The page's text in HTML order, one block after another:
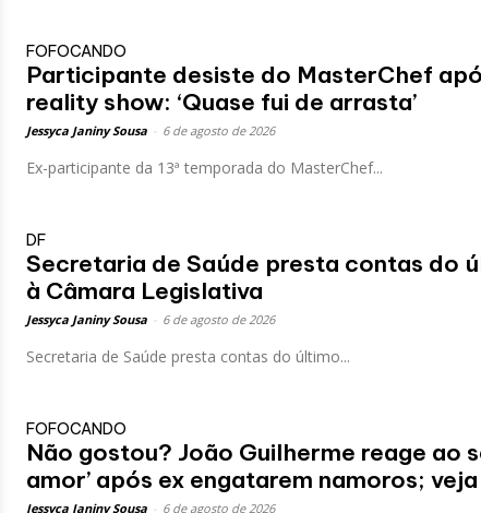
FOFOCANDO
Participante desiste do MasterChef
reality show: ‘Quase fui de arrasta’
Jessyca Janiny Sousa 6 de agosto de 2026
Ex-participante da 13ª temporada do MasterChef...
DF
Secretaria de Saúde presta contas do
à Câmara Legislativa
Jessyca Janiny Sousa 6 de agosto de 2026
Secretaria de Saúde presta contas do último...
FOFOCANDO
Não gostou? João Guilherme reage ao
amor’ após ex engatarem namoros; veja
Jessyca Janiny Sousa 6 de agosto de 2026